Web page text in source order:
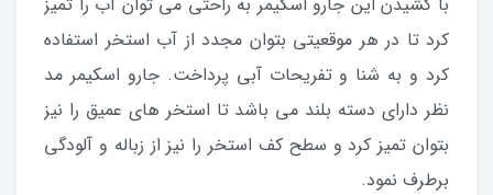
کرد تا در هر موقعیتی بتوان مجدد از آب استخر استفاده
کرد و به شنا و تفریحات آبی پرداخت. جارو اسکیمر مد
نظر دارای دسته بلند می باشد تا استخر های عمیق را نیز
بتوان تمیز کرد و سطح کف استخر را نیز از زباله و آلودگی
برطرف نمود.